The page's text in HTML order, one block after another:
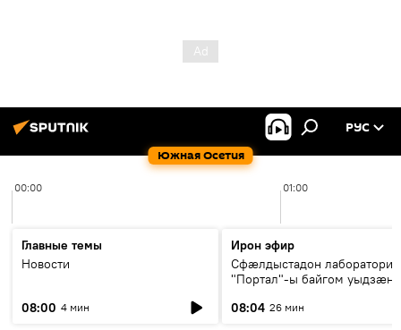
Южная Осетия
РУС
00:00 01:00
Главные темы
Новости
08:00 4 мин
Ирон эфир
Сфæлдыстадон лаборатори
"Портал"-ы байгом уыдзæн
Æхсары куыстыты равдыст
08:04 26 мин